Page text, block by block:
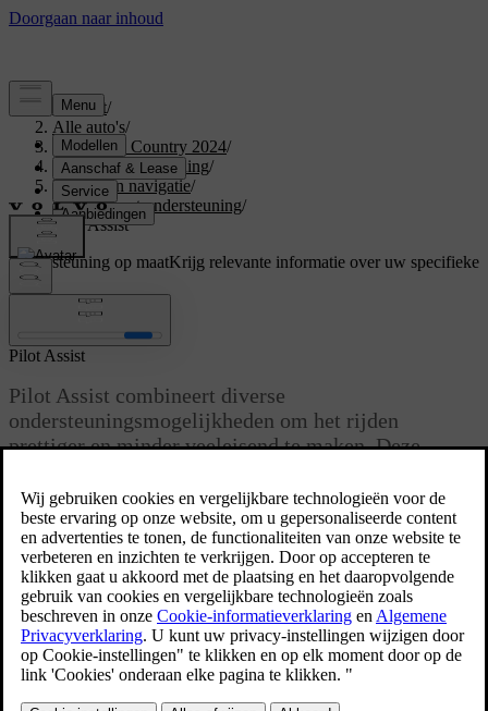
Support/
Alle auto's/
V60 Cross Country 2024/
Gebruikershandleiding/
Rijhulp en navigatie/
Rijden met ondersteuning/
Pilot Assist
Ondersteuning op maatKrijg relevante informatie over uw specifieke
auto.
Bijgewerkt 04-04-2025
Pilot Assist
Pilot Assist combineert diverse
ondersteuningsmogelijkheden om het rijden
prettiger en minder veeleisend te maken. Deze
het handhaven van je snelheid en ondersteuning bij
het sturen bieden.